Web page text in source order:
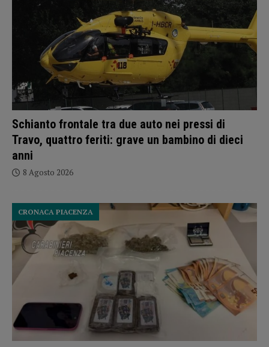
Schianto frontale tra due auto nei pressi di
Travo, quattro feriti: grave un bambino di dieci
anni
8 Agosto 2026
CRONACA PIACENZA